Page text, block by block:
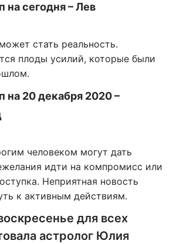
на сегодня – Лев
стать реальность.
плоды усилий, которые были
на 20 декабря 2020 –
человеком могут дать
идти на компромисс или
Неприятная новость
к активным действиям.
для всех
астролог Юлия